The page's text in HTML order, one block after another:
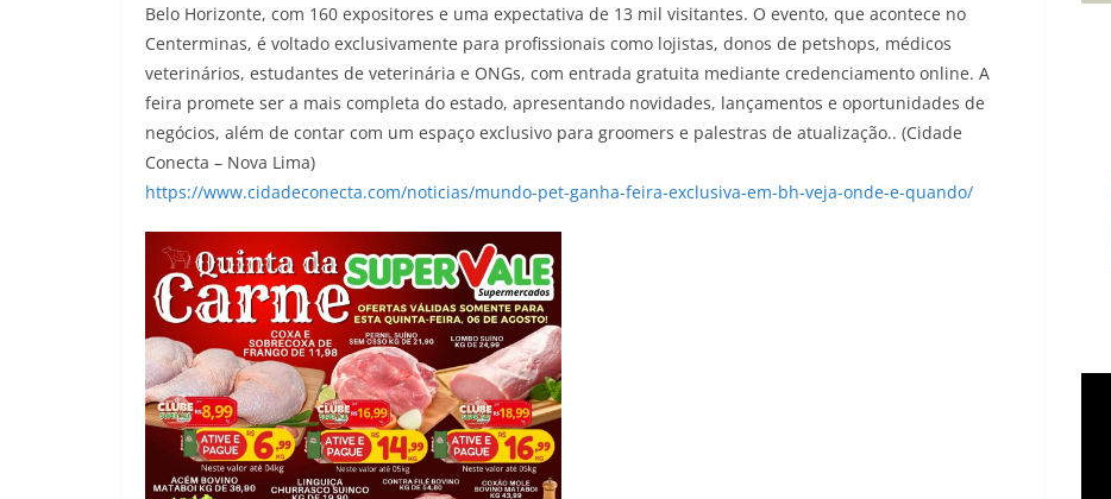
Belo Horizonte, com 160 expositores e uma expectativa de 13 mil visitantes. O evento, que acontece no
Centerminas, é voltado exclusivamente para profissionais como lojistas, donos de petshops, médicos
veterinários, estudantes de veterinária e ONGs, com entrada gratuita mediante credenciamento online. A
feira promete ser a mais completa do estado, apresentando novidades, lançamentos e oportunidades de
negócios, além de contar com um espaço exclusivo para groomers e palestras de atualização.. (Cidade
Conecta – Nova Lima)
https://www.cidadeconecta.com/noticias/mundo-pet-ganha-feira-exclusiva-em-bh-veja-onde-e-quando/